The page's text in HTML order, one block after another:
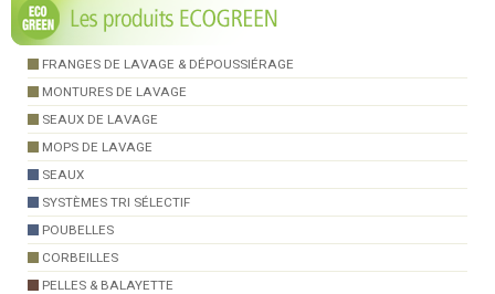
FRANGES DE LAVAGE & DÉPOUSSIÉRAGE
MONTURES DE LAVAGE
SEAUX DE LAVAGE
MOPS DE LAVAGE
SEAUX
SYSTÈMES TRI SÉLECTIF
POUBELLES
CORBEILLES
PELLES & BALAYETTE